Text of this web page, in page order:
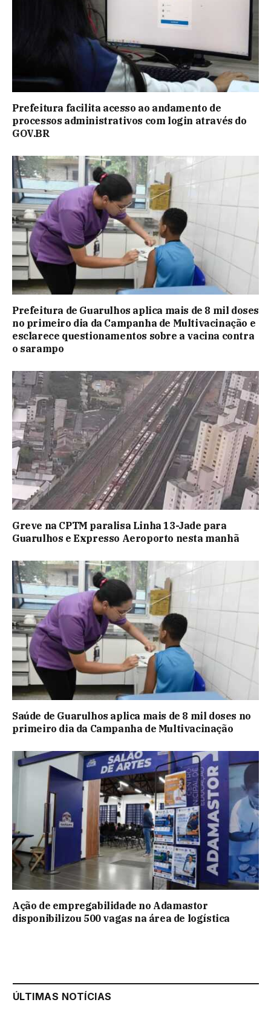
Prefeitura facilita acesso ao andamento de
processos administrativos com login através do
GOV.BR
Prefeitura de Guarulhos aplica mais de 8 mil doses
no primeiro dia da Campanha de Multivacinação e
esclarece questionamentos sobre a vacina contra
o sarampo
Greve na CPTM paralisa Linha 13-Jade para
Guarulhos e Expresso Aeroporto nesta manhã
Saúde de Guarulhos aplica mais de 8 mil doses no
primeiro dia da Campanha de Multivacinação
Ação de empregabilidade no Adamastor
disponibilizou 500 vagas na área de logística
ÚLTIMAS NOTÍCIAS